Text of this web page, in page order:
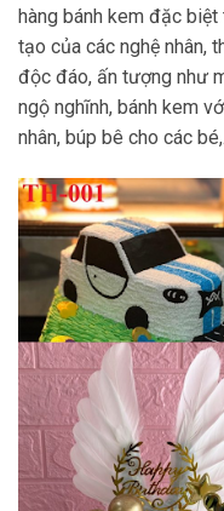
hàng bánh kem đặc
tạo của các nghệ nhân,
độc đáo, ấn tượng như
ngộ nghĩnh, bánh kem
nhân, búp bê cho các